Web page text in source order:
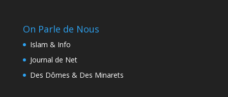
On Parle de Nous
Islam & Info
Journal de Net
Des Dômes & Des Minarets